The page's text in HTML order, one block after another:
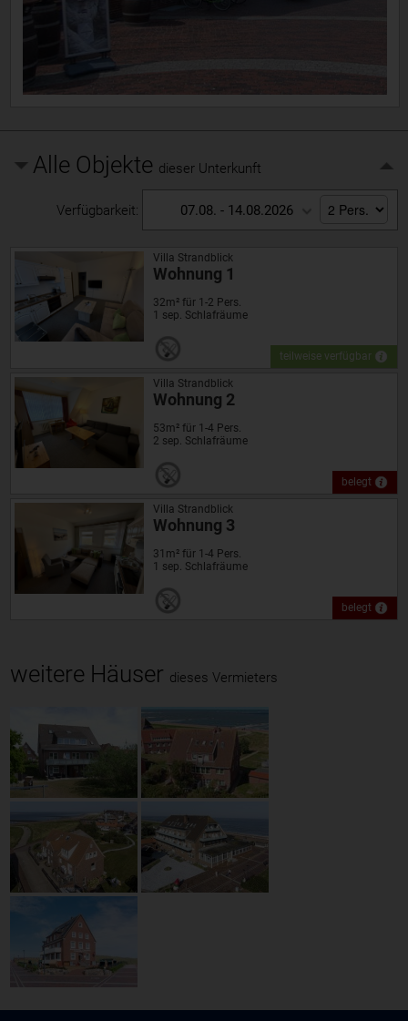
Alle Objekte dieser Unterkunft
Verfügbarkeit: 07.08. - 14.08.2026
teilweise verfügbar
Villa Strandblick
Wohnung 1
32m² für 1-2 Pers.
1 sep. Schlafräume
belegt
Villa Strandblick
Wohnung 2
53m² für 1-4 Pers.
2 sep. Schlafräume
belegt
Villa Strandblick
Wohnung 3
31m² für 1-4 Pers.
1 sep. Schlafräume
weitere Häuser dieses Vermieters